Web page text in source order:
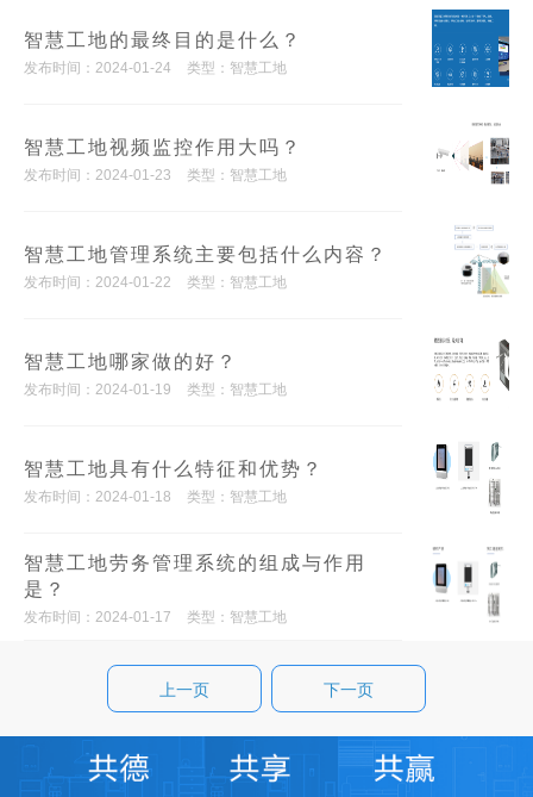
智慧工地的最终目的是什么？
发布时间：2024-01-24 类型：智慧工地
智慧工地视频监控作用大吗？
发布时间：2024-01-23 类型：智慧工地
智慧工地管理系统主要包括什么内容？
发布时间：2024-01-22 类型：智慧工地
智慧工地哪家做的好？
发布时间：2024-01-19 类型：智慧工地
智慧工地具有什么特征和优势？
发布时间：2024-01-18 类型：智慧工地
智慧工地劳务管理系统的组成与作用
是？
发布时间：2024-01-17 类型：智慧工地
上一页 下一页